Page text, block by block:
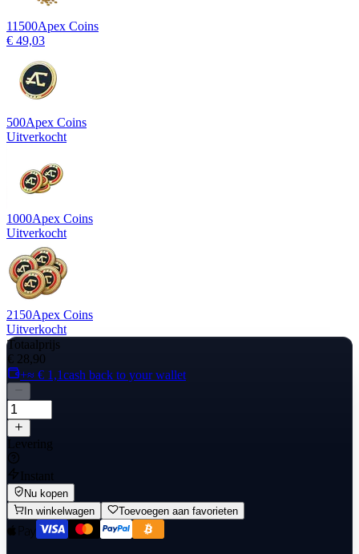
11500Apex Coins
€ 49,03
500Apex Coins
Uitverkocht
1000Apex Coins
Uitverkocht
2150Apex Coins
Uitverkocht
Totaalprijs
€ 28,90
+≈ € 1,1cash back to your wallet
Levering
Instant
Nu kopen
In winkelwagen
Toevoegen aan favorieten